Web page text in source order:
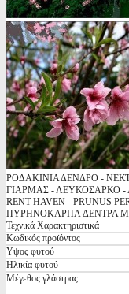
ΡΟΔΑΚΙΝΙΑ ΔΕΝΔΡΟ -
ΓΙΑΡΜΑΣ - ΛΕΥΚΟΣΑΡΚΟ
RENT HAVEN - PRUNUS
ΠΥΡΗΝΟΚΑΡΠA ΔΕΝΤΡΑ
Τεχνικά Χαρακτηριστικά
Κωδικός προϊόντος
Υψος φυτού
Ηλικία φυτού
Μέγεθος γλάστρας